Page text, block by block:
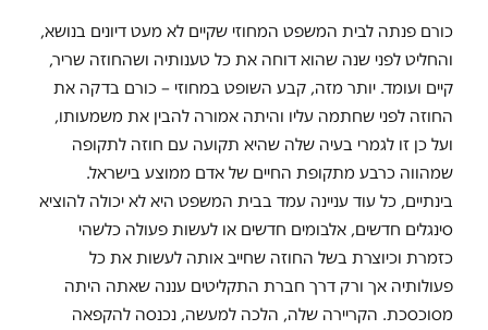
כורם פנתה לבית המשפט המחוזי שקיים לא מעט דיונים בנושא,
והחליט לפני שנה שהוא דוחה את כל טענותיה ושהחוזה שריר,
קיים ועומד. יותר מזה, קבע השופט במחוזי – כורם בדקה את
החוזה לפני שחתמה עליו והיתה אמורה להבין את משמעותו,
ועל כן זו לגמרי בעיה שלה שהיא תקועה עם חוזה לתקופה
שמהווה כרבע מתקופת החיים של אדם ממוצע בישראל.
בינתיים, כל עוד עניינה עמד בבית המשפט היא לא יכולה להוציא
סינגלים חדשים, אלבומים חדשים או לעשות פעולה כלשהי
כזמרת וכיוצרת בשל החוזה שחייב אותה לעשות את כל
פעולותיה אך ורק דרך חברת התקליטים עננה שאתה היתה
מסוכסכת. הקריירה שלה, הלכה למעשה, נכנסה להקפאה